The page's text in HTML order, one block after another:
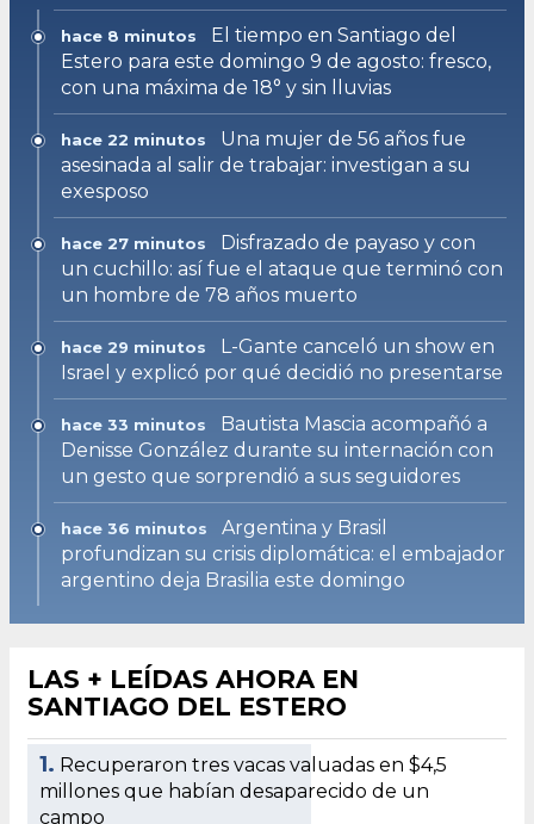
hace 8 minutos
El tiempo en Santiago del
Estero para este domingo 9 de agosto: fresco,
con una máxima de 18° y sin lluvias
hace 22 minutos
Una mujer de 56 años fue
asesinada al salir de trabajar: investigan a su
exesposo
hace 27 minutos
Disfrazado de payaso y con
un cuchillo: así fue el ataque que terminó con
un hombre de 78 años muerto
hace 29 minutos
L-Gante canceló un show en
Israel y explicó por qué decidió no presentarse
hace 33 minutos
Bautista Mascia acompañó a
Denisse González durante su internación con
un gesto que sorprendió a sus seguidores
hace 36 minutos
Argentina y Brasil
profundizan su crisis diplomática: el embajador
argentino deja Brasilia este domingo
LAS + LEÍDAS AHORA EN
SANTIAGO DEL ESTERO
1. Recuperaron tres vacas valuadas en $4,5
millones que habían desaparecido de un
campo